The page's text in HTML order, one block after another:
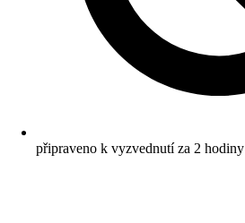
připraveno k vyzvednutí za 2 hodiny